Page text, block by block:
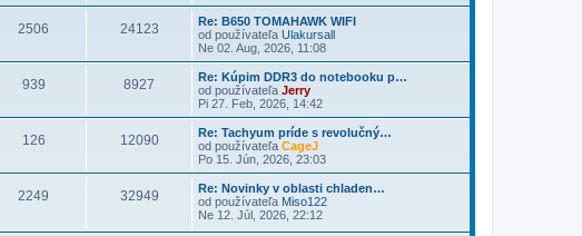
2506 24123
Re: B650 TOMAHAWK WIFI
od používateľa Ulakursall
Ne 02. Aug, 2026, 11:08
939 8927
Re: Kúpim DDR3 do notebooku p…
od používateľa Jerry
Pi 27. Feb, 2026, 14:42
126 12090
Re: Tachyum príde s revolučný…
od používateľa CageJ
Po 15. Jún, 2026, 23:03
2249 32949
Re: Novinky v oblasti chladen…
od používateľa Miso122
Ne 12. Júl, 2026, 22:12